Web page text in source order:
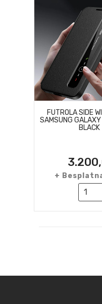
FUTROLA SIDE
SAMSUNG
BLACK
+